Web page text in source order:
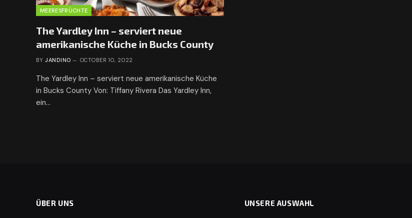
MEERESFRÜCHTE
The Yardley Inn – serviert neue
amerikanische Küche in Bucks County
BY JANDINO OCTOBER 10, 2022
The Yardley Inn – serviert neue amerikanische Küche
in Bucks County Von: Tiffany Rivera Das Yardley Inn,
ein…
ÜBER UNS UNSERE AUSWAHL